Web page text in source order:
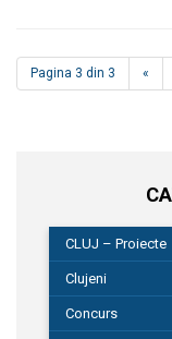
Pagina 3 din 3 «
CLUJ – Proiecte
Clujeni
Concurs